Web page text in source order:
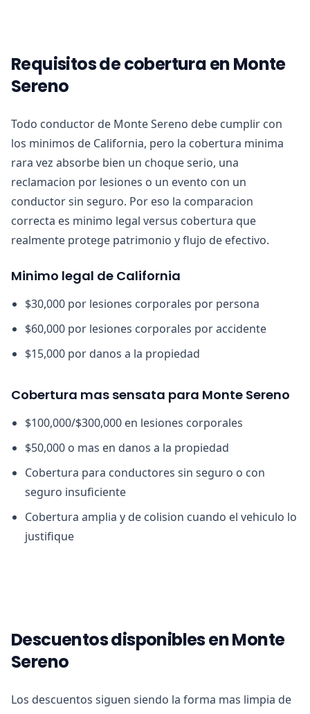
Requisitos de cobertura en Monte
Sereno
Todo conductor de Monte Sereno debe cumplir con
los minimos de California, pero la cobertura minima
rara vez absorbe bien un choque serio, una
reclamacion por lesiones o un evento con un
conductor sin seguro. Por eso la comparacion
correcta es minimo legal versus cobertura que
realmente protege patrimonio y flujo de efectivo.
Minimo legal de California
$30,000 por lesiones corporales por persona
$60,000 por lesiones corporales por accidente
$15,000 por danos a la propiedad
Cobertura mas sensata para Monte Sereno
$100,000/$300,000 en lesiones corporales
$50,000 o mas en danos a la propiedad
Cobertura para conductores sin seguro o con
seguro insuficiente
Cobertura amplia y de colision cuando el vehiculo lo
justifique
Descuentos disponibles en Monte
Sereno
Los descuentos siguen siendo la forma mas limpia de